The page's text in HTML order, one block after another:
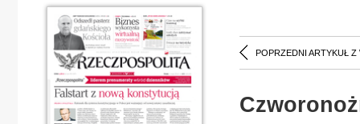
POPRZEDNI ARTYKUŁ Z